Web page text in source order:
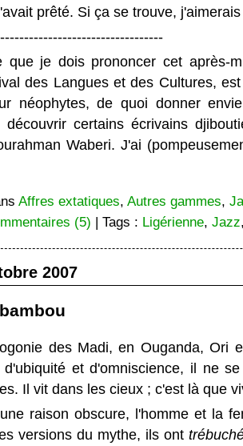
prêté. Si ça se trouve,
que je dois prononcer cet après-
des Langues et des Cultures,
néophytes, de quoi donner
découvrir certains écrivains
Waberi. J'ai
Affres extatiques, Autres gammes,
(5) | Tags : Ligérienne, Jazz
2007
des Madi, en Ouganda, Ori
d'ubiquité et d'omniscience, il ne
Il vit dans les cieux ; c'est là que
raison obscure, l'homme et la
versions du mythe, ils ont